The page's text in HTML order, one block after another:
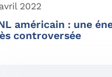
2022
américain : une
controversée